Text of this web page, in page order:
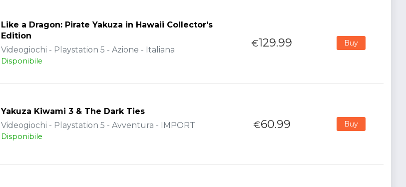
Like a Dragon: Pirate Yakuza in Hawaii Collector's
Edition
Videogiochi - Playstation 5 - Azione - Italiana
Disponibile
€129.99 Buy
Yakuza Kiwami 3 & The Dark Ties
Videogiochi - Playstation 5 - Avventura - IMPORT
Disponibile
€60.99 Buy